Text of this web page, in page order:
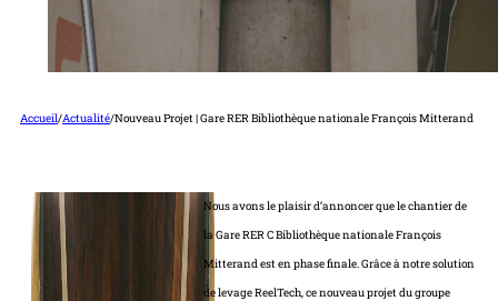
Accueil/Actualité/Nouveau Projet | Gare RER Bibliothèque nationale François Mitterand
Nous avons le plaisir d’annoncer que le chantier de
la Gare RER C Bibliothèque nationale François
Mitterand est en phase finale. Grâce à notre solution
de levage ReelTech, ce nouveau projet du groupe